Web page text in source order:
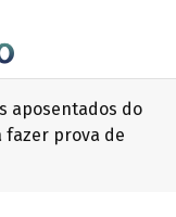
aposentados do
fazer prova de